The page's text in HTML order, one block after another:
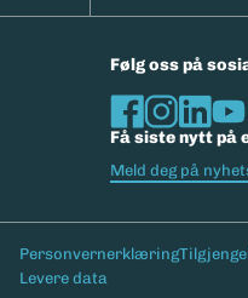
Følg oss på
Få siste nytt på
Meld deg på
Bunntekst
Personvernerklæring
Levere data